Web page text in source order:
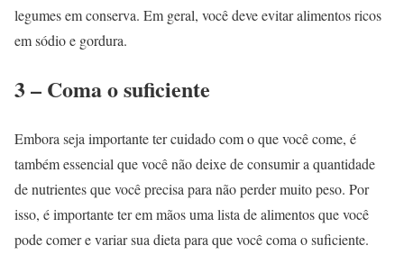
legumes em conserva. Em geral, você deve evitar alimentos ricos
em sódio e gordura.
3 – Coma o suficiente
Embora seja importante ter cuidado com o que você come, é
também essencial que você não deixe de consumir a quantidade
de nutrientes que você precisa para não perder muito peso. Por
isso, é importante ter em mãos uma lista de alimentos que você
pode comer e variar sua dieta para que você coma o suficiente.